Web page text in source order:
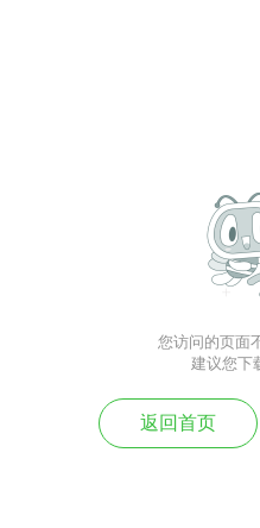
您访问的页面
建议您下
返回首页